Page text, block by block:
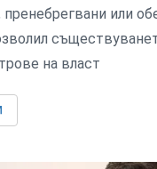
пренебрегвани или
на власт